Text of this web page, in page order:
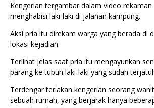
Kengerian tergambar dalam video
menghabisi laki-laki di jalanan kampung.
Aksi pria itu direkam warga yang berada di
lokasi kejadian.
Terlihat jelas saat pria itu mengayunkan
parang ke tubuh laki-laki yang sudah
Terdengar teriakan kengerian seorang
sebuah rumah, yang berjarak hanya